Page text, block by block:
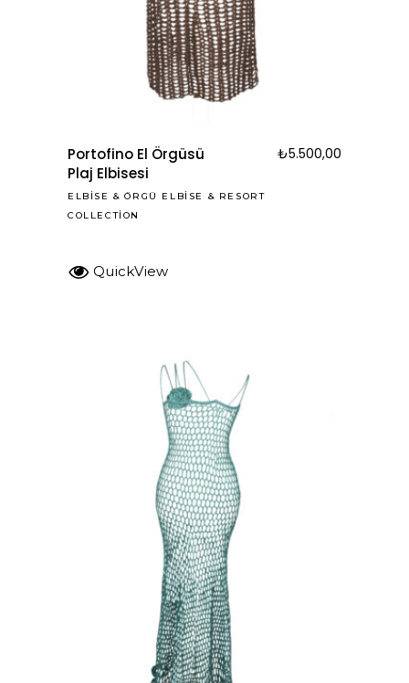
Portofino El Örgüsü
Plaj Elbisesi
₺5.500,00
ELBISE &ÖRGÜ ELBISE & RESORT
COLLECTION
QuickView